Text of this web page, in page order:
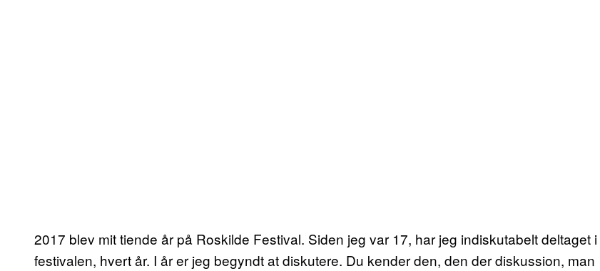
2017 blev mit tiende år på Roskilde Festival. Siden jeg var 17, har jeg indiskutabelt deltaget i
festivalen, hvert år. I år er jeg begyndt at diskutere. Du kender den, den der diskussion, man